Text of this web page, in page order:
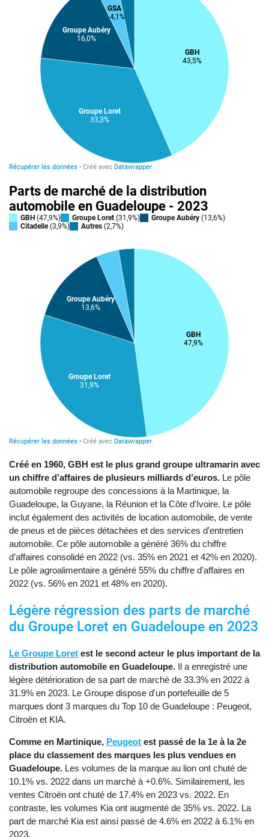
Créé en 1960, GBH est le plus grand groupe ultramarin avec
un chiffre d’affaires de plusieurs milliards d’euros. Le pôle
automobile regroupe des concessions à la Martinique, la
Guadeloupe, la Guyane, la Réunion et la Côte d'Ivoire. Le pôle
inclut également des activités de location automobile, de vente
de pneus et de pièces détachées et des services d’entretien
automobile. Ce pôle automobile a généré 36% du chiffre
d’affaires consolidé en 2022 (vs. 35% en 2021 et 42% en 2020).
Le pôle agroalimentaire a généré 55% du chiffre d'affaires en
2022 (vs. 56% en 2021 et 48% en 2020).
Légère régression des parts de marché
du Groupe Loret en Guadeloupe en 2023
Le Groupe Loret est le second acteur le plus important de la
distribution automobile en Guadeloupe. Il a enregistré une
légère détérioration de sa part de marché de 33.3% en 2022 à
31.9% en 2023. Le Groupe dispose d'un portefeuille de 5
marques dont 3 marques du Top 10 de Guadeloupe : Peugeot,
Citroën et KIA.
Comme en Martinique, Peugeot est passé de la 1e à la 2e
place du classement des marques les plus vendues en
Guadeloupe. Les volumes de la marque au lion ont chuté de
10.1% vs. 2022 dans un marché à +0.6%. Similairement, les
ventes Citroën ont chuté de 17.4% en 2023 vs. 2022. En
contraste, les volumes Kia ont augmenté de 35% vs. 2022. La
part de marché Kia est ainsi passé de 4.6% en 2022 à 6.1% en
2023.